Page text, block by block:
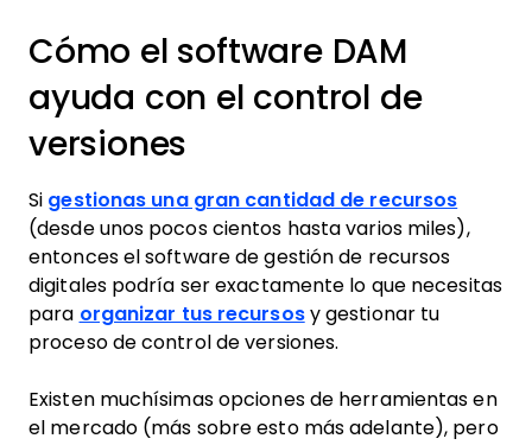
Cómo el software DAM
ayuda con el control de
versiones
Si gestionas una gran cantidad de recursos
(desde unos pocos cientos hasta varios miles),
entonces el software de gestión de recursos
digitales podría ser exactamente lo que necesitas
para organizar tus recursosy gestionar tu
proceso de control de versiones.
Existen muchísimas opciones de herramientas en
el mercado (más sobre esto más adelante), pero